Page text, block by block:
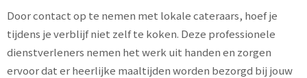
Door contact op te nemen met lokale cateraars, hoef je
tijdens je verblijf niet zelf te koken. Deze professionele
dienstverleners nemen het werk uit handen en zorgen
ervoor dat er heerlijke maaltijden worden bezorgd bij jouw